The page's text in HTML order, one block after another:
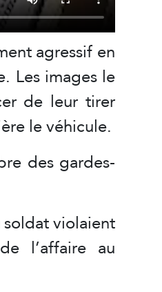
agressif en
Les images le
de leur tirer
le véhicule.
des gardes-
violaient
l’affaire au